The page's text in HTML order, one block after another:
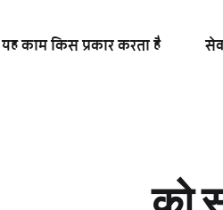
यह काम किस प्रकार करता है